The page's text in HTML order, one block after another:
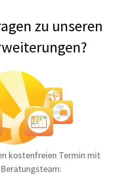
zu unseren
kostenfreien Termin mit